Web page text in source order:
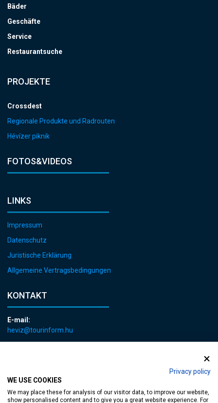
Privacy policy
WE USE COOKIES
We may place these for analysis of our visitor data, to improve our website,
show personalised content and to give you a great website experience. For
Bäder
Geschäfte
Service
Restaurantsuche
PROJEKTE
Crossdest
Regionale Produkte und Radrouten
Hévízer piknik
FOTOS&VIDEOS
LINKS
Impressum
Datenschutz
Juristische Erklärung
Allgemeine Vertragsbedingungen
KONTAKT
E-mail:
heviz@tourinform.hu